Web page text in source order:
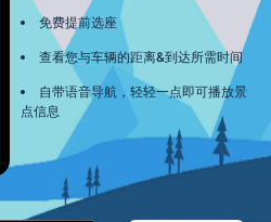
免费提前选座
查看您与车辆的距离&到达所需时间
自带语音导航，轻轻一点即可播放景
点信息